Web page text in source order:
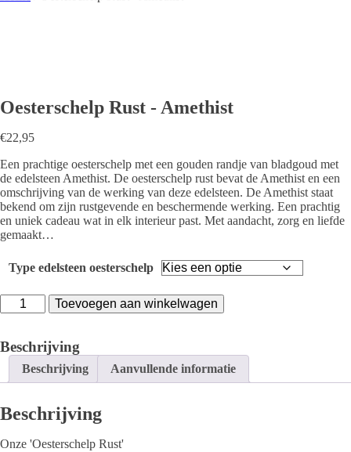
Oesterschelp Rust - Amethist
€22,95
Een prachtige oesterschelp met een gouden randje van bladgoud met
de edelsteen Amethist. De oesterschelp rust bevat de Amethist en een
omschrijving van de werking van deze edelsteen. De Amethist staat
bekend om zijn rustgevende en beschermende werking. Een prachtig
en uniek cadeau wat in elk interieur past. Met aandacht, zorg en liefde
gemaakt…
Type edelsteen oesterschelp
Oesterschelp
Rust
Amethist
aantal
Toevoegen aan winkelwagen
Beschrijving
Beschrijving Aanvullende informatie
Beschrijving
Onze 'Oesterschelp Rust'